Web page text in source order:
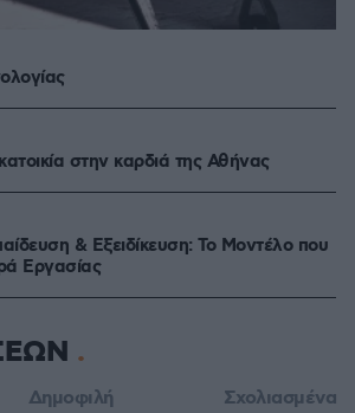
στην καρδιά της Αθήνας
& Εξειδίκευση: Το Mοντέλο που
Eργασίας
Δημοφιλή Σχολιασμένα